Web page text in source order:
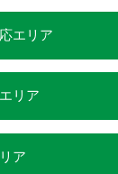
エリア
リア
ア